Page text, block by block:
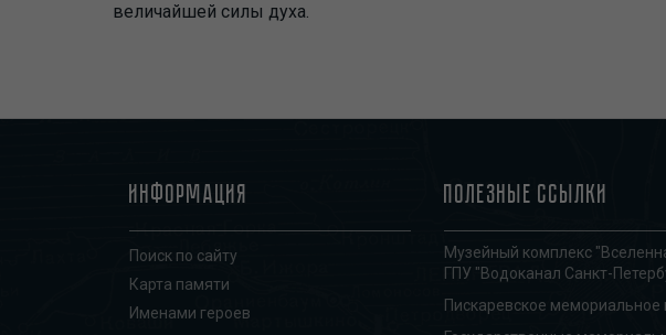
величайшей силы духа.
Информация
Поиск по сайту
Карта памяти
Именами героев
Полезные ссылки
Музейный комплекс
ГПУ "Водоканал Санкт-
Пискаревское